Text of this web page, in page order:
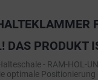
DAS PRODUKT
- RAM-HOL-
optimale